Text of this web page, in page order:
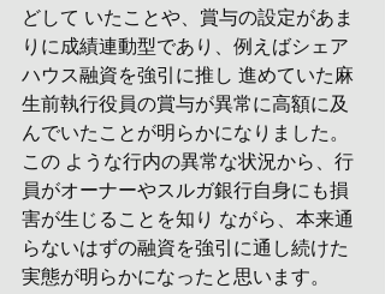
どして いたことや、賞与の設定があま
りに成績連動型であり、例えばシェア
ハウス融資を強引に推し 進めていた麻
生前執行役員の賞与が異常に高額に及
んでいたことが明らかになりました。
この ような行内の異常な状況から、行
員がオーナーやスルガ銀行自身にも損
害が生じることを知り ながら、本来通
らないはずの融資を強引に通し続けた
実態が明らかになったと思います。